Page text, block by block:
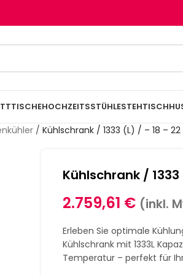
HOCHZEITSSTÜHLE
/ Kühlschrank / 1333 (L) / – 18 –
Kühlschrank /
2.759,61 € (inkl.
Erleben Sie optimale
Kühlschrank mit 1333L
Temperatur – perfekt für